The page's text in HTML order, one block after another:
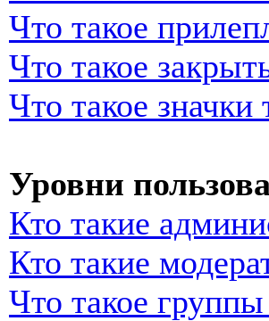
Что такое
Что такое
Что такое значки
Уровни
Кто такие
Кто такие
Что такое группы